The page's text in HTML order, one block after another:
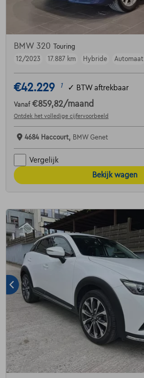
BMW 320
Touring
12/2023
17.887 km Hybride Automaat
€42.229 1 ✓ BTW aftrekbaar
Vanaf €859,82/maand
Ontdek het volledige cijfervoorbeeld
4684 Haccourt, BMW Genet
Vergelijk
Bekijk wagen